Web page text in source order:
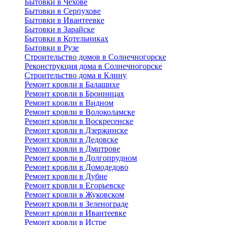
Бытовки в Чехове
Бытовки в Серпухове
Бытовки в Ивантеевке
Бытовки в Зарайске
Бытовки в Котельниках
Бытовки в Рузе
Строительство домов в Солнечногорске
Реконструкция дома в Солнечногорске
Строительство дома в Клину
Ремонт кровли в Балашихе
Ремонт кровли в Бронницах
Ремонт кровли в Видном
Ремонт кровли в Волоколамске
Ремонт кровли в Воскресенске
Ремонт кровли в Дзержинске
Ремонт кровли в Дедовске
Ремонт кровли в Дмитрове
Ремонт кровли в Долгопрудном
Ремонт кровли в Домодедово
Ремонт кровли в Дубне
Ремонт кровли в Егорьевске
Ремонт кровли в Жуковском
Ремонт кровли в Зеленограде
Ремонт кровли в Ивантеевке
Ремонт кровли в Истре